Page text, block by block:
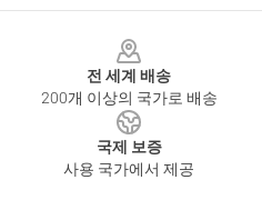
전 세계 배송
200개 이상의 국가로 배송
국제 보증
사용 국가에서 제공